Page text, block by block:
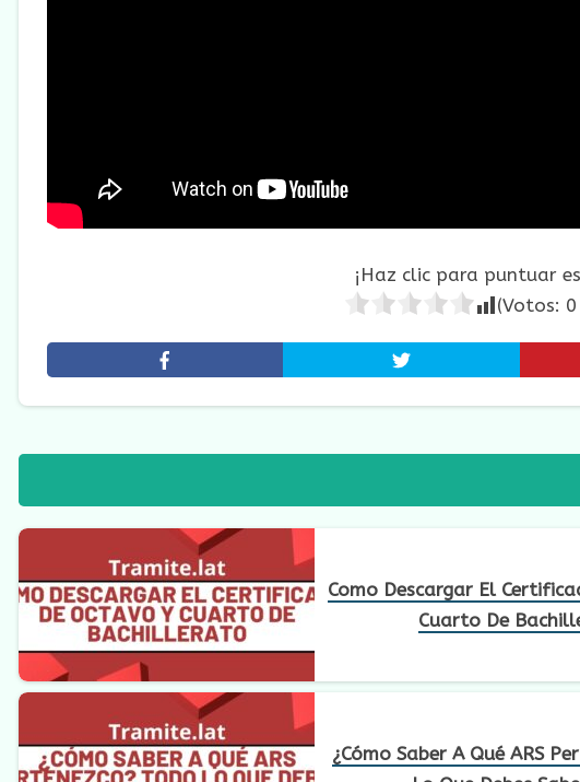
¡Haz clic para puntuar
(Votos: 0
Como Descargar El
Cuarto De
¿Cómo Saber A Qué ARS